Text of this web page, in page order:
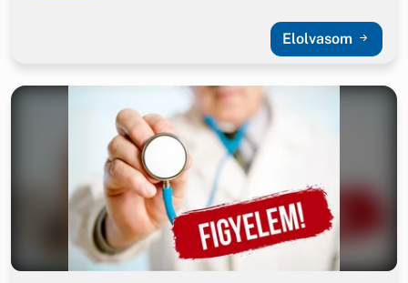
Elolvasom